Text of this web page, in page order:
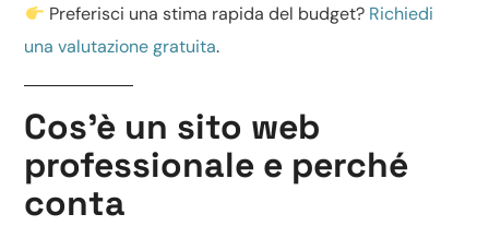
Preferisci una stima rapida del budget? Richiedi
una valutazione gratuita.
Cos’è un sito web
professionale e perché
conta